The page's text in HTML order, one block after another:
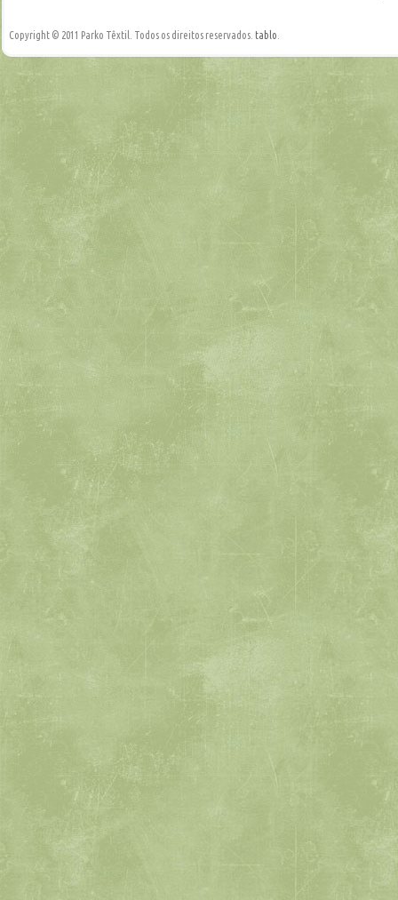
Copyright © 2011 Parko Têxtil. Todos os direitos reservados. tablo